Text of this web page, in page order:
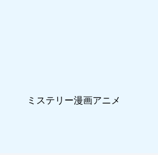
ミステリー漫画アニメ